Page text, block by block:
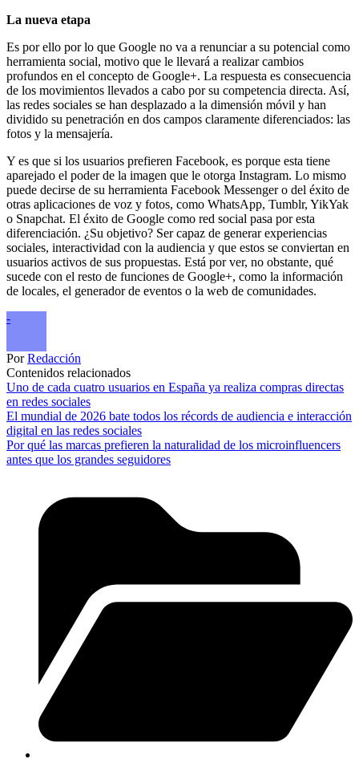
La nueva etapa
Es por ello por lo que Google no va a renunciar a su potencial como
herramienta social, motivo que le llevará a realizar cambios
profundos en el concepto de Google+. La respuesta es consecuencia
de los movimientos llevados a cabo por su competencia directa. Así,
las redes sociales se han desplazado a la dimensión móvil y han
dividido su penetración en dos campos claramente diferenciados: las
fotos y la mensajería.
Y es que si los usuarios prefieren Facebook, es porque esta tiene
aparejado el poder de la imagen que le otorga Instagram. Lo mismo
puede decirse de su herramienta Facebook Messenger o del éxito de
otras aplicaciones de voz y fotos, como WhatsApp, Tumblr, YikYak
o Snapchat. El éxito de Google como red social pasa por esta
diferenciación. ¿Su objetivo? Ser capaz de generar experiencias
sociales, interactividad con la audiencia y que estos se conviertan en
usuarios activos de sus propuestas. Está por ver, no obstante, qué
sucede con el resto de funciones de Google+, como la información
de locales, el generador de eventos o la web de comunidades.
-
PorRedacción
Contenidos relacionados
Uno de cada cuatro usuarios en España ya realiza compras directas
en redes sociales
El mundial de 2026 bate todos los récords de audiencia e interacción
digital en las redes sociales
Por qué las marcas prefieren la naturalidad de los microinfluencers
antes que los grandes seguidores